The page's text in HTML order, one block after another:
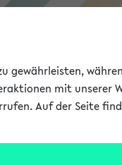
gewährleisten,
mit unserer
Auf der Seite